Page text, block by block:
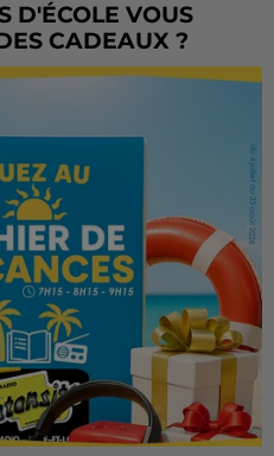
D'ÉCOLE VOUS
CADEAUX ?